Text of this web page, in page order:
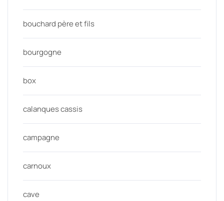
bouchard père et fils
bourgogne
box
calanques cassis
campagne
carnoux
cave